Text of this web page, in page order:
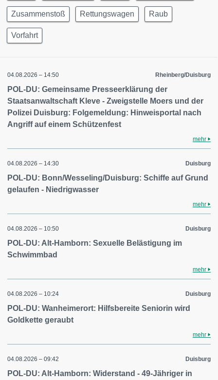
Zusammenstoß Rettungswagen Raub
Vorfahrt
04.08.2026 – 14:50 Rheinberg/Duisburg
POL-DU: Gemeinsame Presseerklärung der
Staatsanwaltschaft Kleve - Zweigstelle Moers und der
Polizei Duisburg: Folgemeldung: Hinweisportal nach
Angriff auf einem Schützenfest
mehr
04.08.2026 – 14:30 Duisburg
POL-DU: Bonn/Wesseling/Duisburg: Schiffe auf Grund
gelaufen - Niedrigwasser
mehr
04.08.2026 – 10:50 Duisburg
POL-DU: Alt-Hamborn: Sexuelle Belästigung im
Schwimmbad
mehr
04.08.2026 – 10:24 Duisburg
POL-DU: Wanheimerort: Hilfsbereite Seniorin wird
Goldkette geraubt
mehr
04.08.2026 – 09:42 Duisburg
POL-DU: Alt-Hamborn: Widerstand - 49-Jähriger in